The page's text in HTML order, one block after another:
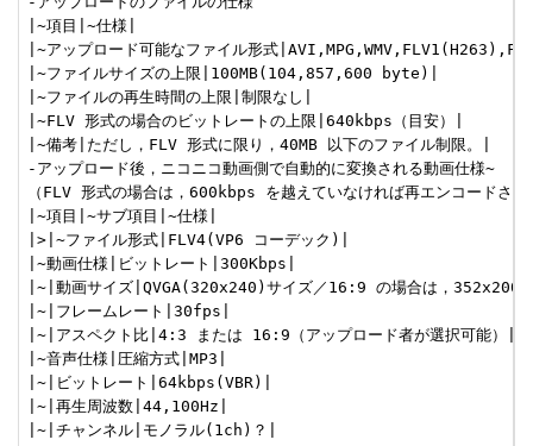
|~項目|~仕様|
|~アップロード可能なファイル形式
|~ファイルサイズの上限|100MB(104,857,600 byte)|
|~ファイルの再生時間の上限|制限なし|
|~FLV 形式の場合のビットレートの上限|640kbps（目安）|
|~備考|ただし，FLV 形式に限り，40MB 以下のファイル制限。|
-アップロード後，ニコニコ動画側で自動的に変換される動画仕様~
（FLV 形式の場合は，600kbps を越えていなければ再エンコードさ
|~項目|~サブ項目|~仕様|
|>|~ファイル形式|FLV4(VP6 コーデック)|
|~動画仕様|ビットレート|300Kbps|
|~|動画サイズ|QVGA(320x240)サイズ／16:9 の場合は，352x200
|~|フレームレート|30fps|
|~|アスペクト比|4:3 または 16:9（アップロード者が選択可能）|
|~音声仕様|圧縮方式|MP3|
|~|ビットレート|64kbps(VBR)|
|~|再生周波数|44,100Hz|
|~|チャンネル|モノラル(1ch)？|